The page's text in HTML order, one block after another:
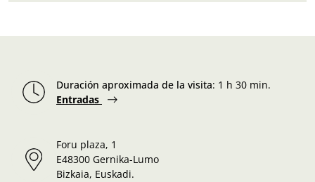
Duración aproximada de la visita: 1 h 30 min.
Entradas
Foru plaza, 1
E48300 Gernika-Lumo
Bizkaia, Euskadi.